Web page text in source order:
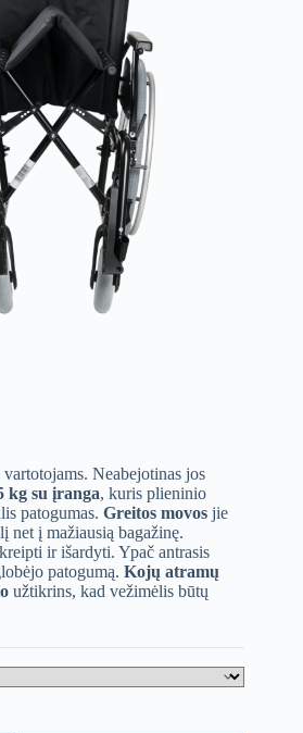
Neabejotinas jos
kg su įranga, kuris plieninio
patogumas. Greitos movos jie
net į mažiausią bagažinę.
ir išardyti. Ypač antrasis
patogumą. Kojų atramų
užtikrins, kad vežimėlis būtų